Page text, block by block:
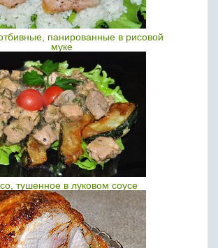
панированные в рисовой
муке
тушенное в луковом соусе